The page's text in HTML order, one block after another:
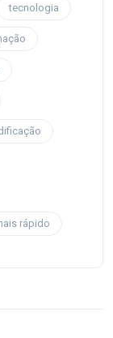
tecnologia
rápido